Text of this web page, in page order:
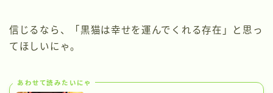
信じるなら、「黒猫は幸せを運んでくれる存在」と思っ
てほしいにゃ。
あわせて読みたいにゃ